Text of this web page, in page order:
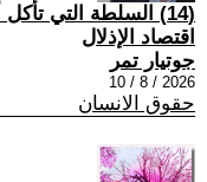
(14) السلطة التي
اقتصاد الإذلال
جوتيار تمر
2026 / 8 / 10
حقوق الانسان